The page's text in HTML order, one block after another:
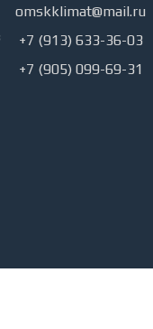
omskklimat@mail.ru
+7 (913) 633-36-03
+7 (905) 099-69-31